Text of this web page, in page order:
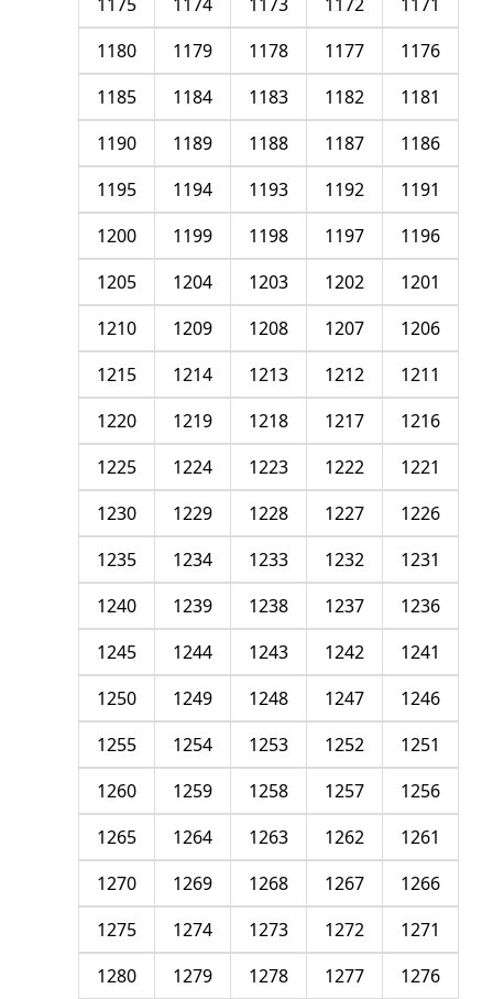
1176
1177
1178
1179
1180
1181
1182
1183
1184
1185
1186
1187
1188
1189
1190
1191
1192
1193
1194
1195
1196
1197
1198
1199
1200
1201
1202
1203
1204
1205
1206
1207
1208
1209
1210
1211
1212
1213
1214
1215
1216
1217
1218
1219
1220
1221
1222
1223
1224
1225
1226
1227
1228
1229
1230
1231
1232
1233
1234
1235
1236
1237
1238
1239
1240
1241
1242
1243
1244
1245
1246
1247
1248
1249
1250
1251
1252
1253
1254
1255
1256
1257
1258
1259
1260
1261
1262
1263
1264
1265
1266
1267
1268
1269
1270
1271
1272
1273
1274
1275
1276
1277
1278
1279
1280